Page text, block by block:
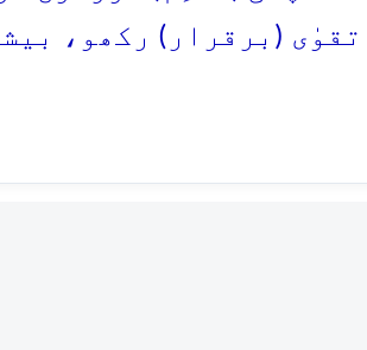
(برقرار) رکھو،